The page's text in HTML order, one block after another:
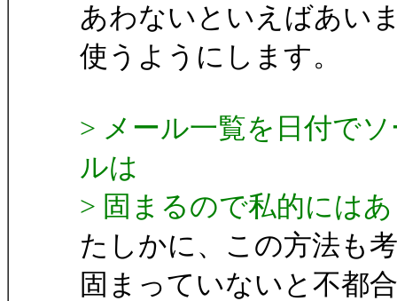
あわないといえばあい
使うようにします。
> メール一覧を日付で
ルは
> 固まるので私的には
たしかに、この方法も
固まっていないと不都